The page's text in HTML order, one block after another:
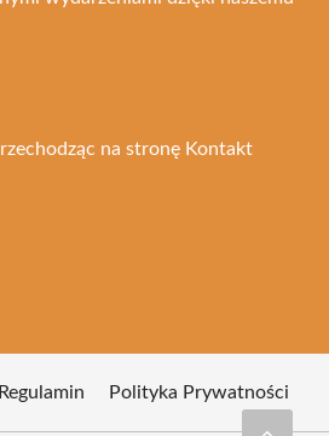
na stronę Kontakt
Regulamin Polityka Prywatności